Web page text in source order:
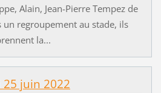
Alain, Jean-Pierre Tempez de
un regroupement au stade, ils
la...
juin 2022